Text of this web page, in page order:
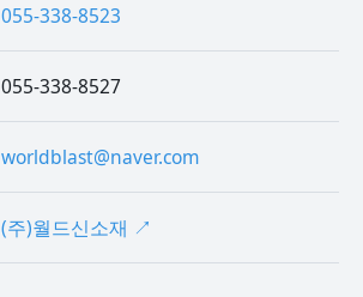
055-338-8523
055-338-8527
worldblast@naver.com
(주)월드신소재 ↗